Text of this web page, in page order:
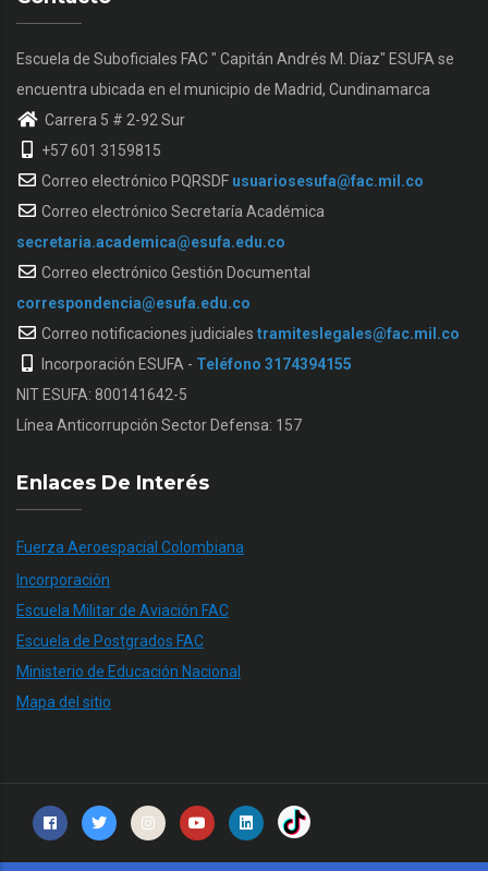
Escuela de Suboficiales FAC " Capitán Andrés M. Díaz" ESUFA se
encuentra ubicada en el municipio de Madrid, Cundinamarca
Carrera 5 # 2-92 Sur
+57 601 3159815
Correo electrónico PQRSDF usuariosesufa@fac.mil.co
Correo electrónico Secretaría Académica
secretaria.academica@esufa.edu.co
Correo electrónico Gestión Documental
correspondencia@esufa.edu.co
Correo notificaciones judiciales tramiteslegales@fac.mil.co
Incorporación ESUFA - Teléfono 3174394155
NIT ESUFA: 800141642-5
Línea Anticorrupción Sector Defensa: 157
Enlaces De Interés
Fuerza Aeroespacial Colombiana
Incorporación
Escuela Militar de Aviación FAC
Escuela de Postgrados FAC
Ministerio de Educación Nacional
Mapa del sitio